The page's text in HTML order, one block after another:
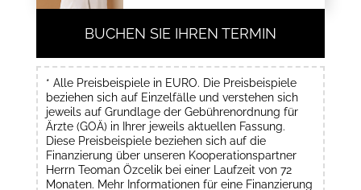
BUCHEN SIE IHREN TERMIN
* Alle Preisbeispiele in EURO. Die Preisbeispiele
beziehen sich auf Einzelfälle und verstehen sich
jeweils auf Grundlage der Gebührenordnung für
Ärzte (GOÄ) in Ihrer jeweils aktuellen Fassung.
Diese Preisbeispiele beziehen sich auf die
Finanzierung über unseren Kooperationspartner
Herrn Teoman Özcelik bei einer Laufzeit von 72
Monaten. Mehr Informationen für eine Finanzierung